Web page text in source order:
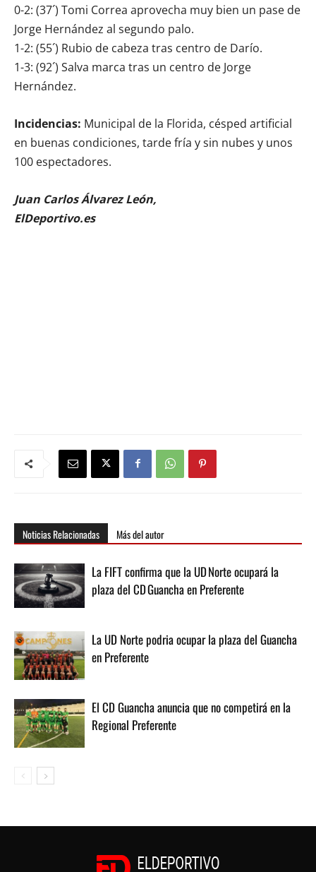
0-2: (37´) Tomi Correa aprovecha muy bien un pase de
Jorge Hernández al segundo palo.
1-2: (55´) Rubio de cabeza tras centro de Darío.
1-3: (92´) Salva marca tras un centro de Jorge
Hernández.
Incidencias: Municipal de la Florida, césped artificial
en buenas condiciones, tarde fría y sin nubes y unos
100 espectadores.
Juan Carlos Álvarez León,
ElDeportivo.es
Noticias Relacionadas Más del autor
La FIFT confirma que la UD Norte ocupará la
plaza del CD Guancha en Preferente
La UD Norte podria ocupar la plaza del Guancha
en Preferente
El CD Guancha anuncia que no competirá en la
Regional Preferente